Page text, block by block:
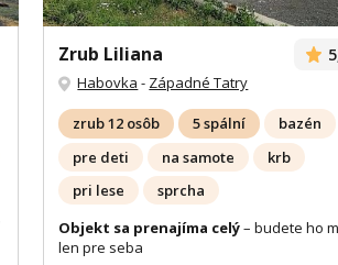
Zrub Liliana
Habovka - Západné Tatry
zrub 12 osôb 5 spální
bazén
pre deti
na samote
krb
pri lese
sprcha
Objekt sa prenajíma celý– budete ho
len pre seba